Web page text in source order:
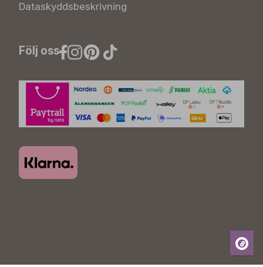
Dataskyddsbeskrivning
Följ oss